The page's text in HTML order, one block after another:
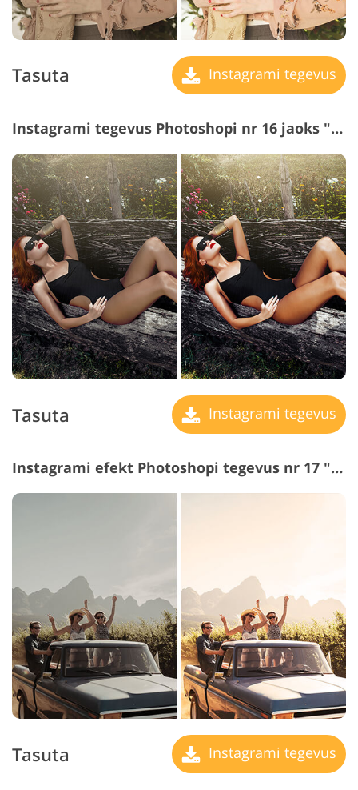
Tasuta Instagrami tegevus
Instagrami tegevus Photoshopi nr 16 jaoks "Contras"
Tasuta Instagrami tegevus
Instagrami efekt Photoshopi tegevus nr 17 "Gold Filter"
Tasuta Instagrami tegevus